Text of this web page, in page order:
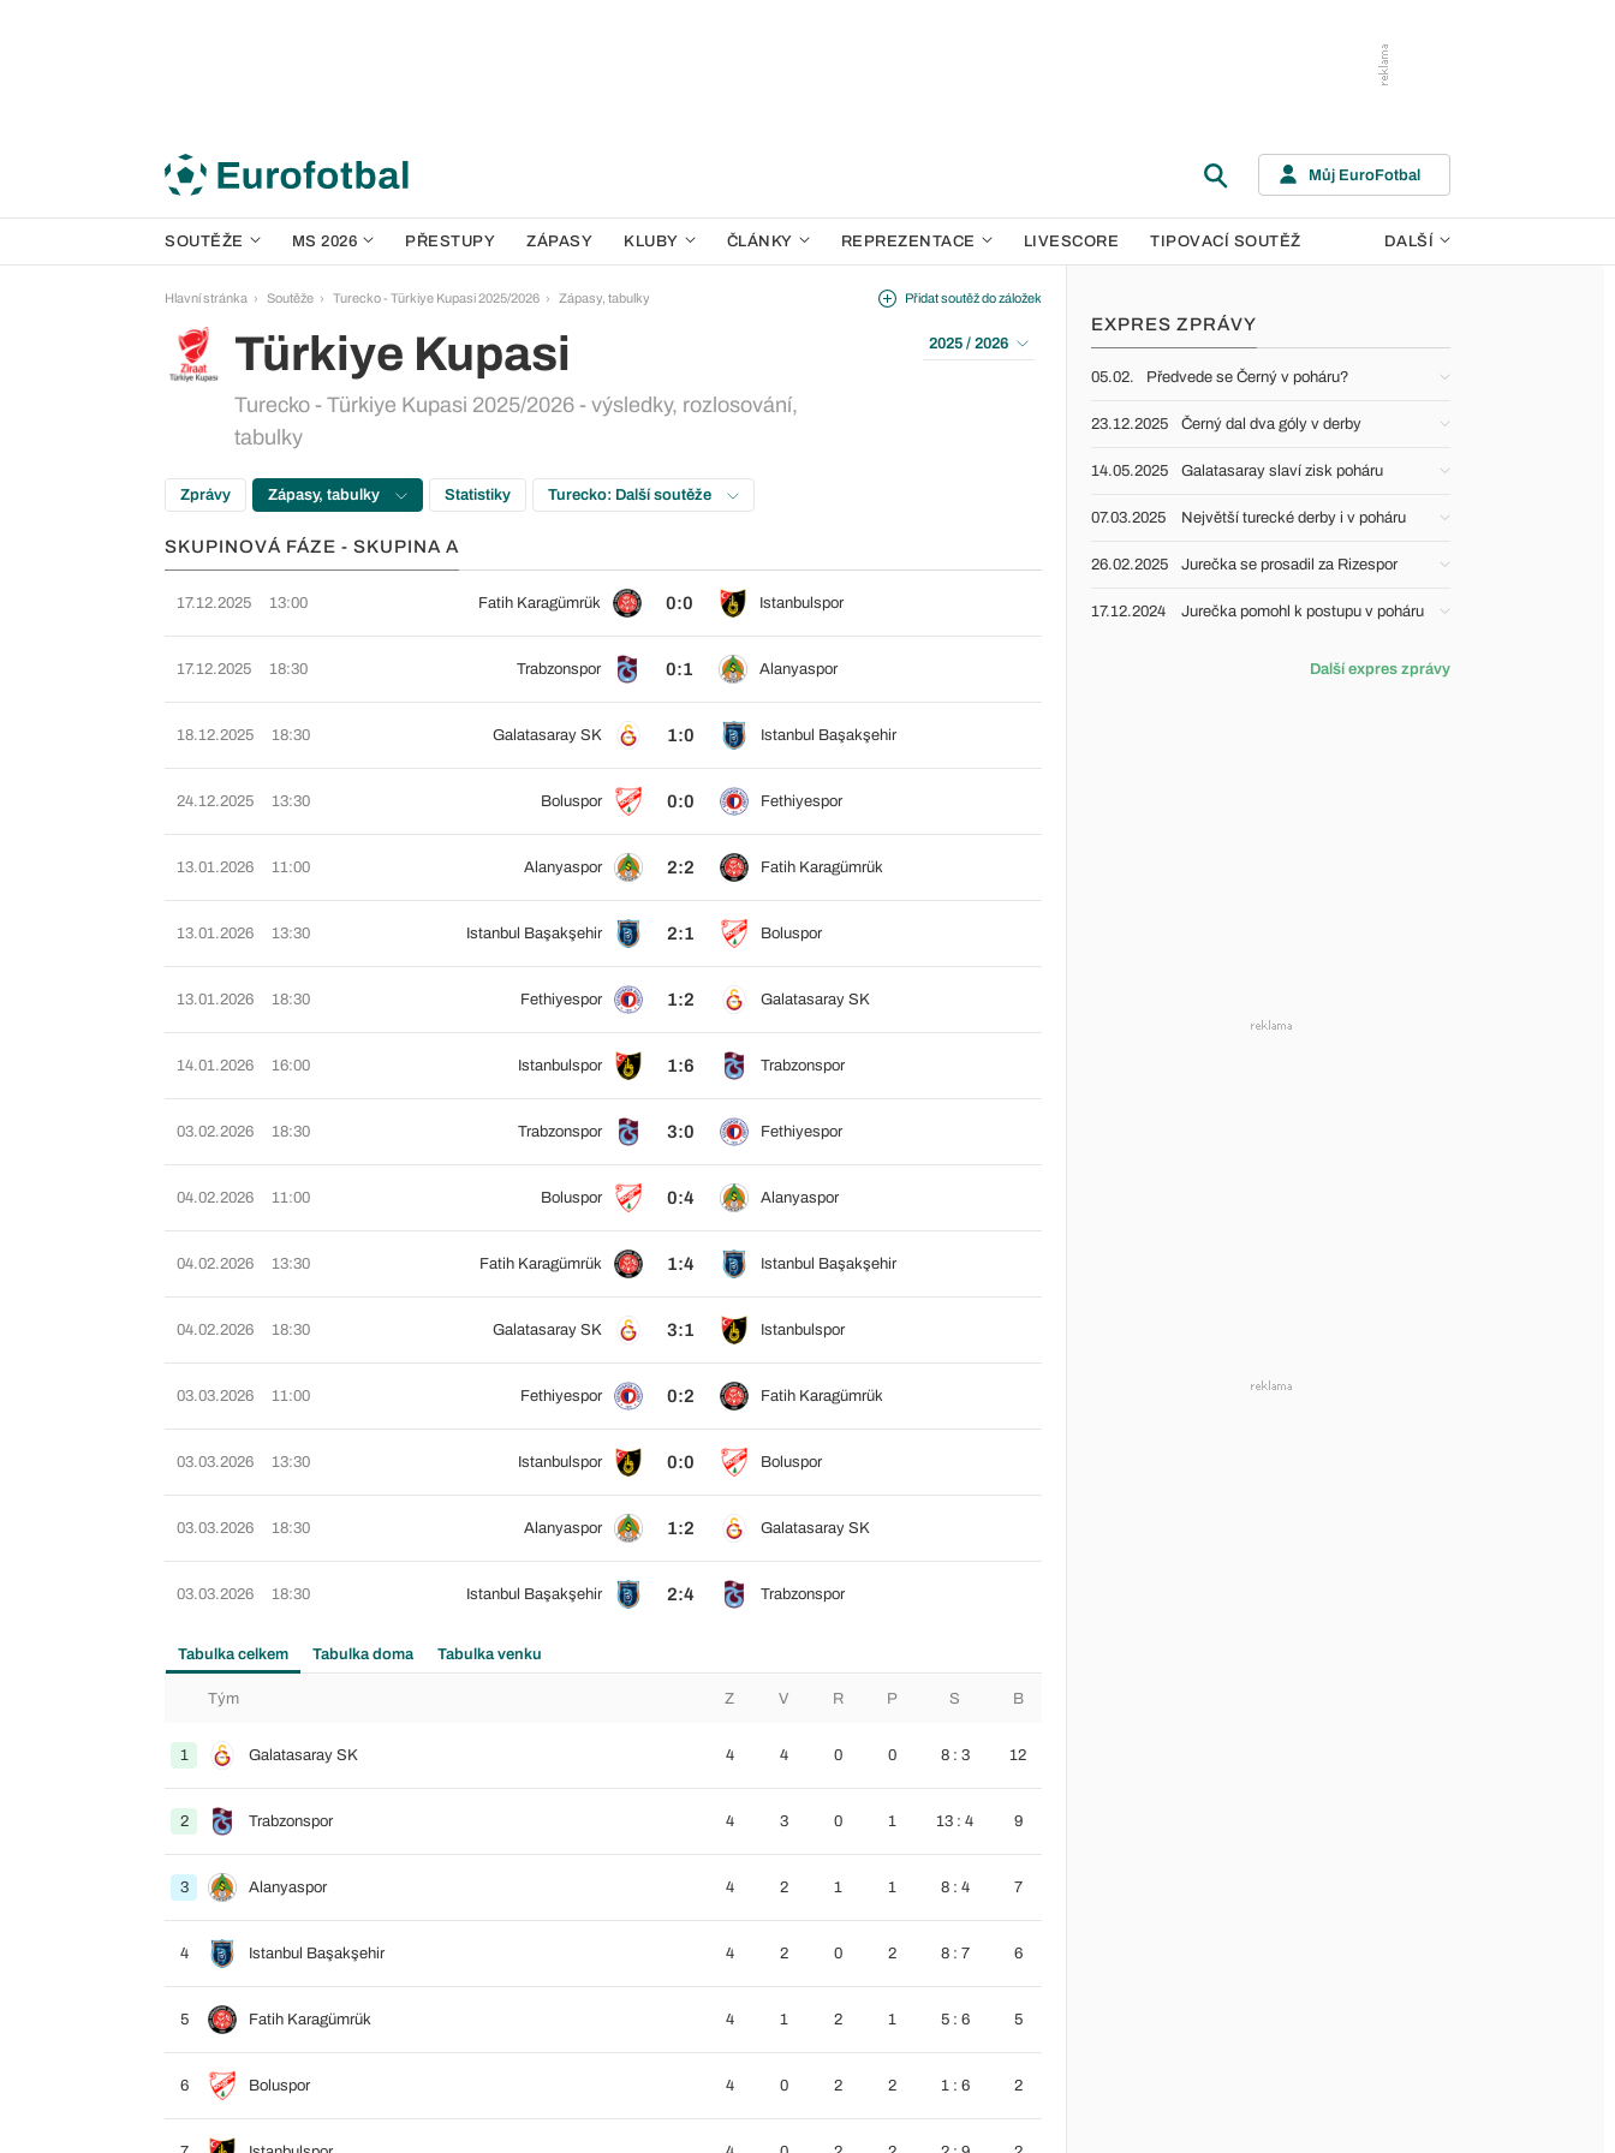
Můj EuroFotbal
SOUTĚŽE MS 2026 PŘESTUPY ZÁPASY KLUBY ČLÁNKY REPREZENTACE LIVESCORE TIPOVACÍ SOUTĚŽ DALŠÍ
Hlavní stránka Soutěže Turecko - Türkiye Kupasi 2025/2026 Zápasy, tabulky
Türkiye Kupasi
Turecko - Türkiye Kupasi 2025/2026 - výsledky, rozlosování,
tabulky
Přidat soutěž do záložek
2025 / 2026
Zprávy Zápasy, tabulky Statistiky Turecko: Další soutěže
SKUPINOVÁ FÁZE - SKUPINA A
17.12.2025 13:00 Fatih Karagümrük 0:0 Istanbulspor
17.12.2025 18:30 Trabzonspor 0:1 Alanyaspor
18.12.2025 18:30 Galatasaray SK 1:0 Istanbul Başakşehir
24.12.2025 13:30 Boluspor 0:0 Fethiyespor
13.01.2026 11:00 Alanyaspor 2:2 Fatih Karagümrük
13.01.2026 13:30 Istanbul Başakşehir 2:1 Boluspor
13.01.2026 18:30 Fethiyespor 1:2 Galatasaray SK
14.01.2026 16:00 Istanbulspor 1:6 Trabzonspor
03.02.2026 18:30 Trabzonspor 3:0 Fethiyespor
04.02.2026 11:00 Boluspor 0:4 Alanyaspor
04.02.2026 13:30 Fatih Karagümrük 1:4 Istanbul Başakşehir
04.02.2026 18:30 Galatasaray SK 3:1 Istanbulspor
03.03.2026 11:00 Fethiyespor 0:2 Fatih Karagümrük
03.03.2026 13:30 Istanbulspor 0:0 Boluspor
03.03.2026 18:30 Alanyaspor 1:2 Galatasaray SK
03.03.2026 18:30 Istanbul Başakşehir 2:4 Trabzonspor
Tabulka celkem Tabulka doma Tabulka venku
Tým Z V R P S B
1 Galatasaray SK 4 4 0 0 8 : 3 12
2 Trabzonspor 4 3 0 1 13 : 4 9
3 Alanyaspor 4 2 1 1 8 : 4 7
4 Istanbul Başakşehir 4 2 0 2 8 : 7 6
5 Fatih Karagümrük 4 1 2 1 5 : 6 5
6 Boluspor 4 0 2 2 1 : 6 2
EXPRES ZPRÁVY
05.02. Předvede se Černý v poháru?
23.12.2025 Černý dal dva góly v derby
14.05.2025 Galatasaray slaví zisk poháru
07.03.2025 Největší turecké derby i v poháru
26.02.2025 Jurečka se prosadil za Rizespor
17.12.2024 Jurečka pomohl k postupu v poháru
Další expres zprávy